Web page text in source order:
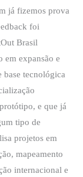
já fizemos prova
foi
Brasil
em expansão e
base tecnológica
e que já
tipo de
projetos em
mapeamento
internacional e